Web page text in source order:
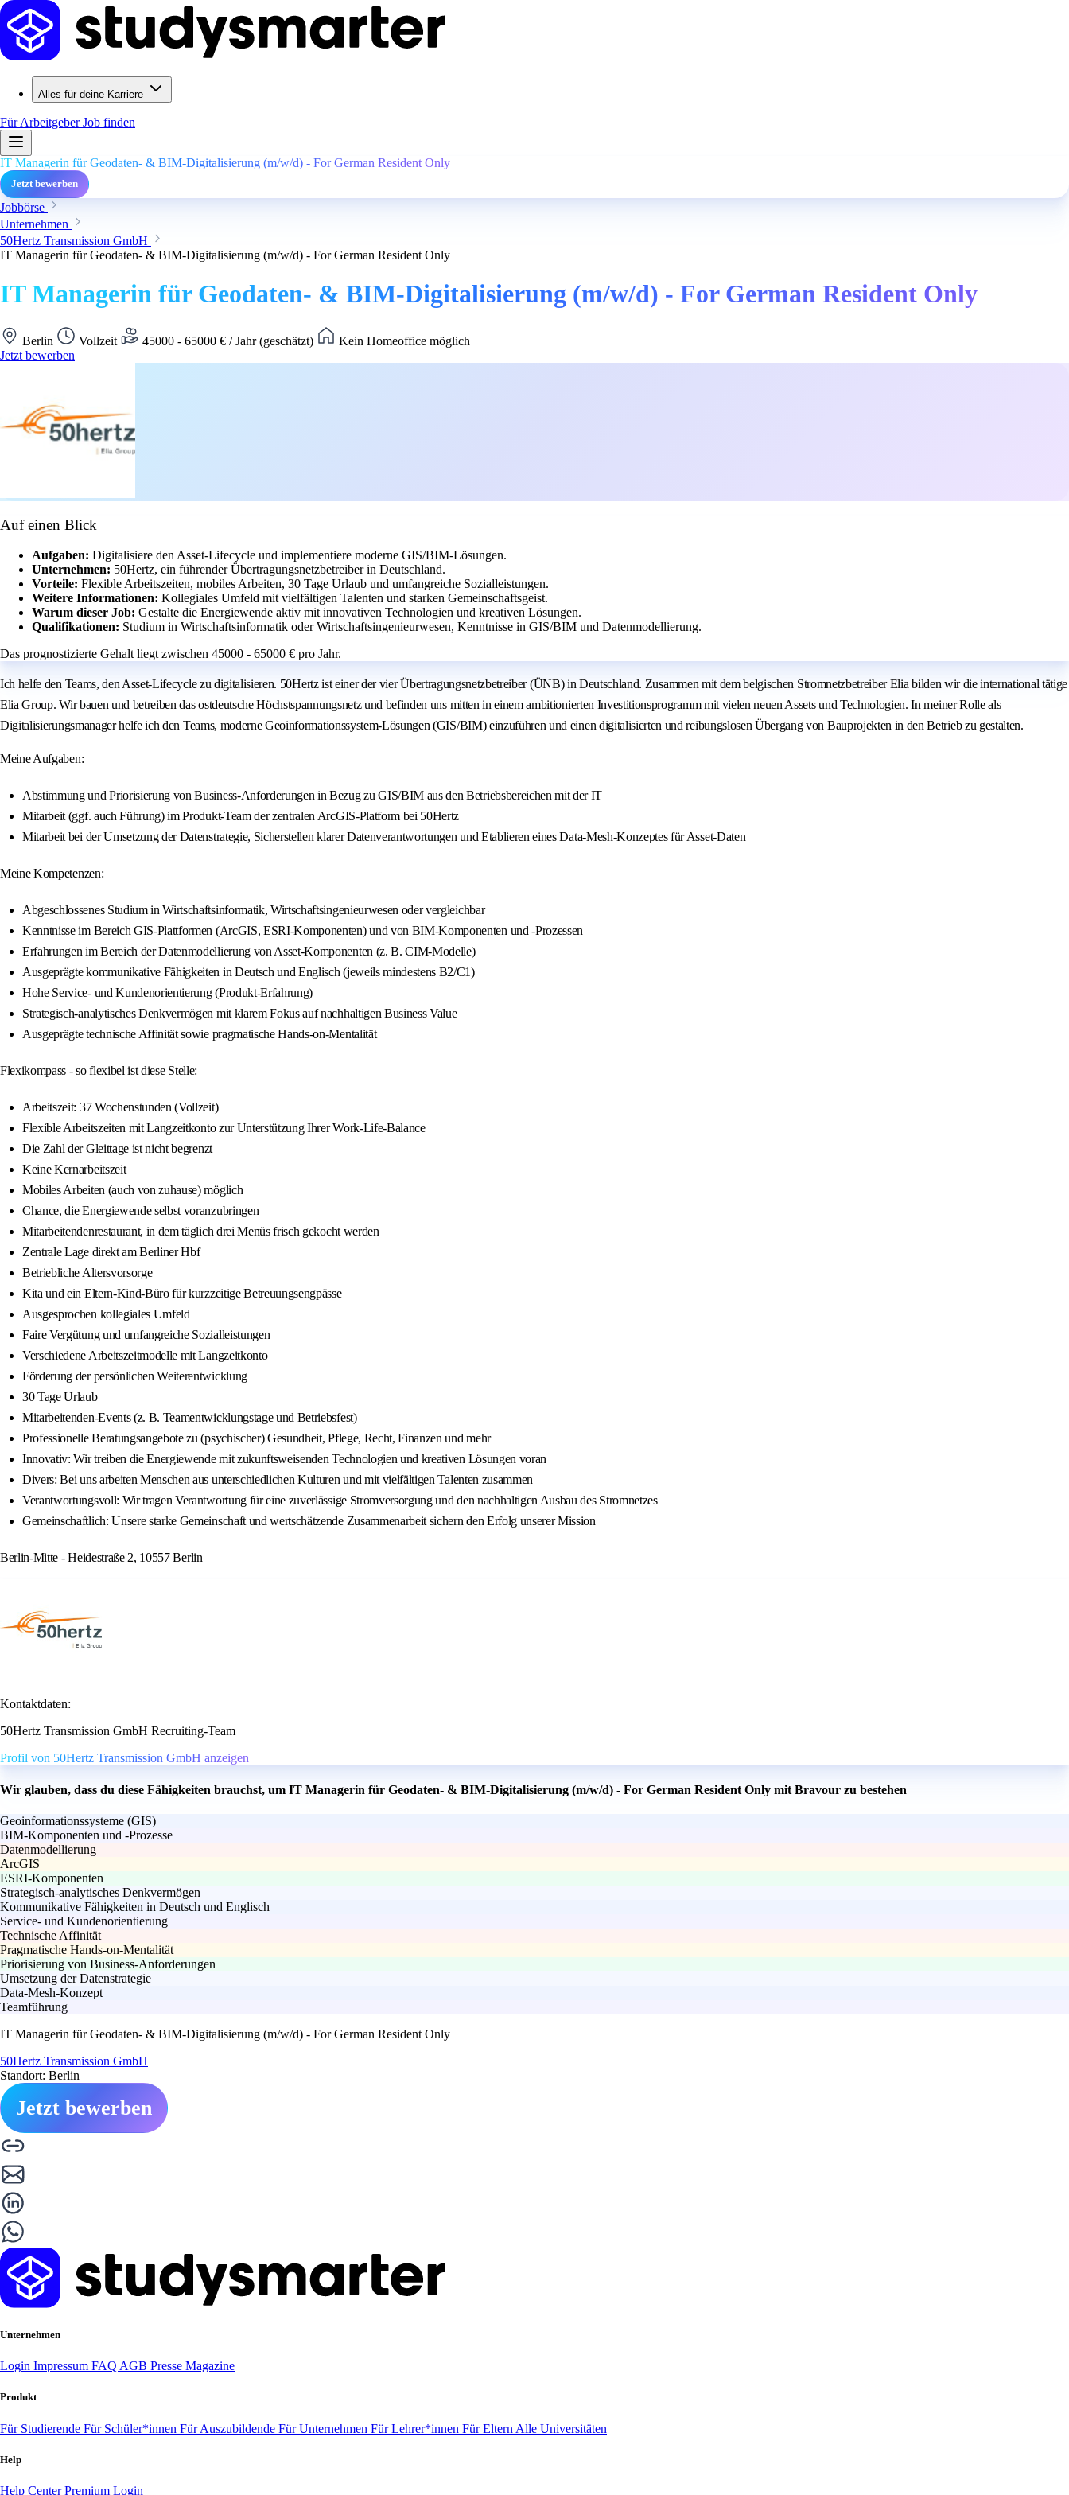
Alles für deine Karriere
Für ArbeitgeberJob finden
IT Managerin für Geodaten- & BIM-Digitalisierung (m/w/d) - For German Resident Only
Jetzt bewerben
Jobbörse
Unternehmen
50Hertz Transmission GmbH
IT Managerin für Geodaten- & BIM-Digitalisierung (m/w/d) - For German Resident Only
IT Managerin für Geodaten- & BIM-Digitalisierung (m/w/d) - For German Resident Only
Berlin Vollzeit 45000 - 65000 € / Jahr (geschätzt)
Kein Homeoffice möglich
Jetzt bewerben
Auf einen Blick
Aufgaben: Digitalisiere den Asset-Lifecycle und implementiere moderne GIS/BIM-Lösungen.
Unternehmen: 50Hertz, ein führender Übertragungsnetzbetreiber in Deutschland.
Vorteile: Flexible Arbeitszeiten, mobiles Arbeiten, 30 Tage Urlaub und umfangreiche Sozialleistungen.
Weitere Informationen: Kollegiales Umfeld mit vielfältigen Talenten und starken Gemeinschaftsgeist.
Warum dieser Job: Gestalte die Energiewende aktiv mit innovativen Technologien und kreativen Lösungen.
Qualifikationen: Studium in Wirtschaftsinformatik oder Wirtschaftsingenieurwesen, Kenntnisse in GIS/BIM und Datenmodellierung.
Das prognostizierte Gehalt liegt zwischen 45000 - 65000 € pro Jahr.
Ich helfe den Teams, den Asset-Lifecycle zu digitalisieren. 50Hertz ist einer der vier Übertragungsnetzbetreiber (ÜNB) in Deutschland. Zusammen mit dem belgischen Stromnetzbetreiber Elia bilden wir die international tätige
Elia Group. Wir bauen und betreiben das ostdeutsche Höchstspannungsnetz und befinden uns mitten in einem ambitionierten Investitionsprogramm mit vielen neuen Assets und Technologien. In meiner Rolle als
Digitalisierungsmanager helfe ich den Teams, moderne Geoinformationssystem-Lösungen (GIS/BIM) einzuführen und einen digitalisierten und reibungslosen Übergang von Bauprojekten in den Betrieb zu gestalten.
Meine Aufgaben:
Abstimmung und Priorisierung von Business-Anforderungen in Bezug zu GIS/BIM aus den Betriebsbereichen mit der IT
Mitarbeit (ggf. auch Führung) im Produkt-Team der zentralen ArcGIS-Platform bei 50Hertz
Mitarbeit bei der Umsetzung der Datenstrategie, Sicherstellen klarer Datenverantwortungen und Etablieren eines Data-Mesh-Konzeptes für Asset-Daten
Meine Kompetenzen:
Abgeschlossenes Studium in Wirtschaftsinformatik, Wirtschaftsingenieurwesen oder vergleichbar
Kenntnisse im Bereich GIS-Plattformen (ArcGIS, ESRI-Komponenten) und von BIM-Komponenten und -Prozessen
Erfahrungen im Bereich der Datenmodellierung von Asset-Komponenten (z. B. CIM-Modelle)
Ausgeprägte kommunikative Fähigkeiten in Deutsch und Englisch (jeweils mindestens B2/C1)
Hohe Service- und Kundenorientierung (Produkt-Erfahrung)
Strategisch-analytisches Denkvermögen mit klarem Fokus auf nachhaltigen Business Value
Ausgeprägte technische Affinität sowie pragmatische Hands-on-Mentalität
Flexikompass - so flexibel ist diese Stelle:
Arbeitszeit: 37 Wochenstunden (Vollzeit)
Flexible Arbeitszeiten mit Langzeitkonto zur Unterstützung Ihrer Work-Life-Balance
Die Zahl der Gleittage ist nicht begrenzt
Keine Kernarbeitszeit
Mobiles Arbeiten (auch von zuhause) möglich
Chance, die Energiewende selbst voranzubringen
Mitarbeitendenrestaurant, in dem täglich drei Menüs frisch gekocht werden
Zentrale Lage direkt am Berliner Hbf
Betriebliche Altersvorsorge
Kita und ein Eltern-Kind-Büro für kurzzeitige Betreuungsengpässe
Ausgesprochen kollegiales Umfeld
Faire Vergütung und umfangreiche Sozialleistungen
Verschiedene Arbeitszeitmodelle mit Langzeitkonto
Förderung der persönlichen Weiterentwicklung
30 Tage Urlaub
Mitarbeitenden-Events (z. B. Teamentwicklungstage und Betriebsfest)
Professionelle Beratungsangebote zu (psychischer) Gesundheit, Pflege, Recht, Finanzen und mehr
Innovativ: Wir treiben die Energiewende mit zukunftsweisenden Technologien und kreativen Lösungen voran
Divers: Bei uns arbeiten Menschen aus unterschiedlichen Kulturen und mit vielfältigen Talenten zusammen
Verantwortungsvoll: Wir tragen Verantwortung für eine zuverlässige Stromversorgung und den nachhaltigen Ausbau des Stromnetzes
Gemeinschaftlich: Unsere starke Gemeinschaft und wertschätzende Zusammenarbeit sichern den Erfolg unserer Mission
Berlin-Mitte - Heidestraße 2, 10557 Berlin
Kontaktdaten:
50Hertz Transmission GmbH Recruiting-Team
Profil von 50Hertz Transmission GmbH anzeigen
Wir glauben, dass du diese Fähigkeiten brauchst, um IT Managerin für Geodaten- & BIM-Digitalisierung (m/w/d) - For German Resident Only mit Bravour zu bestehen
Geoinformationssysteme (GIS)
BIM-Komponenten und -Prozesse
Datenmodellierung
ArcGIS
ESRI-Komponenten
Strategisch-analytisches Denkvermögen
Kommunikative Fähigkeiten in Deutsch und Englisch
Service- und Kundenorientierung
Technische Affinität
Pragmatische Hands-on-Mentalität
Priorisierung von Business-Anforderungen
Umsetzung der Datenstrategie
Data-Mesh-Konzept
Teamführung
IT Managerin für Geodaten- & BIM-Digitalisierung (m/w/d) - For German Resident Only
50Hertz Transmission GmbH
Standort: Berlin
Jetzt bewerben
Unternehmen
Login Impressum FAQ AGB Presse Magazine
Produkt
Für Studierende Für Schüler*innen Für Auszubildende Für Unternehmen Für Lehrer*innen Für Eltern Alle Universitäten
Help
Help CenterPremium Login